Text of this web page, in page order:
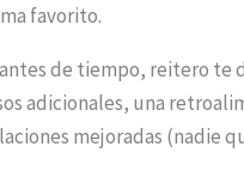
favorito.
de tiempo, reitero te
adicionales, una
mejoradas (nadie